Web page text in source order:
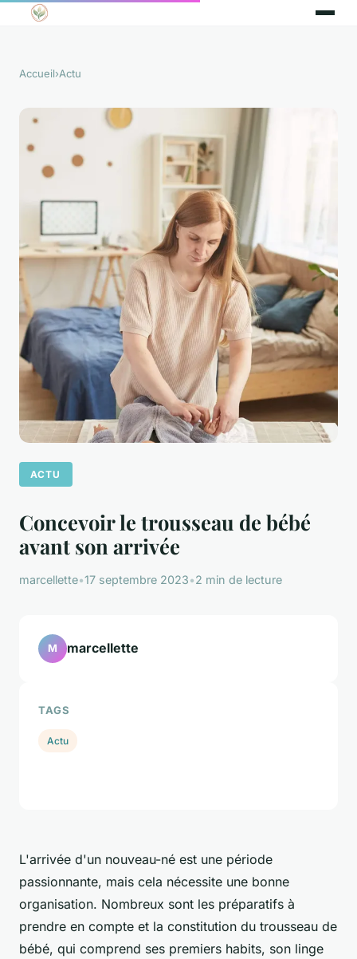
Accueil›Actu
ACTU
Concevoir le trousseau de bébé
avant son arrivée
marcellette•17 septembre 2023•2 min de lecture
L'arrivée d'un nouveau-né est une période
passionnante, mais cela nécessite une bonne
organisation. Nombreux sont les préparatifs à
prendre en compte et la constitution du trousseau de
bébé, qui comprend ses premiers habits, son linge
M marcellette
TAGS
Actu